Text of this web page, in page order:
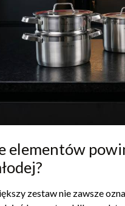
elementów
zestaw nie zawsze